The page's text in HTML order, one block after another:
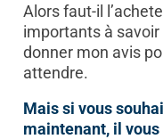
Alors faut-il
importants à savoir
donner mon avis
attendre.
Mais si vous
maintenant, il